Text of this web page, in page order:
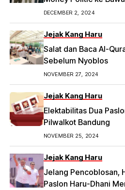
Artikel ini telah tayang
dengan judul 2 Ketua
Dugaan Money Politic
Nominalnya,
https://
DECEMBER 2, 2024
Jejak Kang Haru
Salat dan Baca Al-
Sebelum Nyoblos
NOVEMBER 27, 2024
Jejak Kang Haru
Elektabilitas Dua
Pilwalkot Bandung
NOVEMBER 25, 2024
Jejak Kang Haru
Jelang Pencoblosan,
Paslon Haru-Dhani